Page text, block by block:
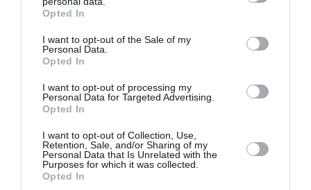
grant or deny consent to Google and its third-party tags to
use your data for below specified purposes in below Google
consent section.
Opted In
I want to opt-out of the Sale of my
Personal Data.
Opted In
I want to opt-out of processing my
Personal Data for Targeted Advertising.
Opted In
I want to opt-out of Collection, Use,
Retention, Sale, and/or Sharing of my
Personal Data that Is Unrelated with the
Purposes for which it was collected.
Opted In
Η «Οδύσσεια» και ο «Spiderman» είχαν τις
ένα Σαββατοκύριακο
Η «Οδύσσεια» του Κρίστοφερ Νόλαν και ο νέος
«Spiderman» έφεραν τεράστιο αριθμό Αμερικανών στις
κινηματογραφικές αίθουσες μέσα σε ένα
Σαββατοκύριακο. Αν και εντελώς διαφορετικής αισ...
05 Αυγούστου 2026